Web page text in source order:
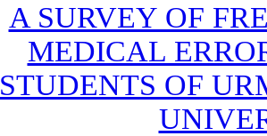
A SURVEY OF
MEDICAL
STUDENTS OF